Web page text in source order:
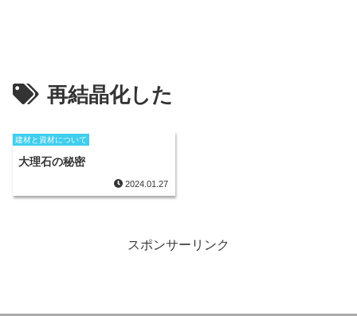
再結晶化した
建材と資材について
大理石の秘密
2024.01.27
スポンサーリンク